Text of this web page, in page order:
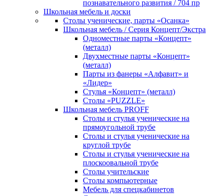
познавательного развития / 704 пр
Школьная мебель и доски
Столы ученические, парты «Осанка»
Школьная мебель / Серия Концепт/Экстра
Одноместные парты «Концепт»
(металл)
Двухместные парты «Концепт»
(металл)
Парты из фанеры «Алфавит» и
«Лидер»
Стулья «Концепт» (металл)
Столы «PUZZLE»
Школьная мебель PROFF
Столы и стулья ученические на
прямоугольной трубе
Столы и стулья ученические на
круглой трубе
Столы и стулья ученические на
плоскоовальной трубе
Столы учительские
Столы компьютерные
Мебель для спецкабинетов